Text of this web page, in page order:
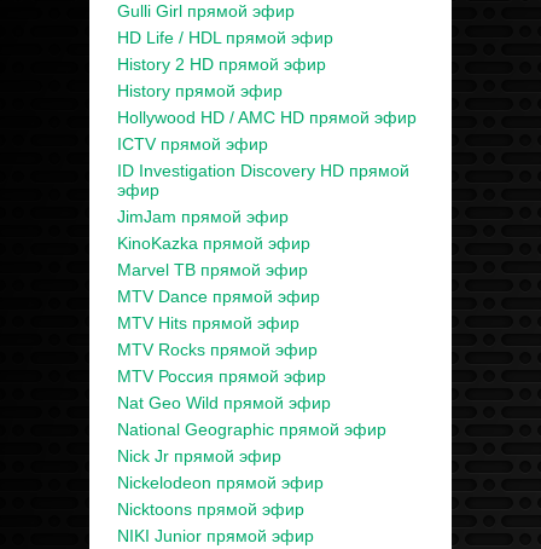
Gulli Girl прямой эфир
HD Life / HDL прямой эфир
History 2 HD прямой эфир
History прямой эфир
Hollywood HD / AMC HD прямой эфир
ICTV прямой эфир
ID Investigation Discovery HD прямой
эфир
JimJam прямой эфир
KinoKazka прямой эфир
Marvel ТВ прямой эфир
MTV Dance прямой эфир
MTV Hits прямой эфир
MTV Rocks прямой эфир
MTV Россия прямой эфир
Nat Geo Wild прямой эфир
National Geographic прямой эфир
Nick Jr прямой эфир
Nickelodeon прямой эфир
Nicktoons прямой эфир
NIKI Junior прямой эфир